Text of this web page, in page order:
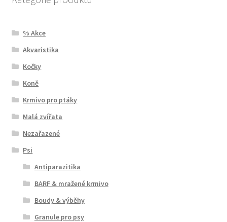
% Akce
Akvaristika
Kočky
Koně
Krmivo pro ptáky
Malá zvířata
Nezařazené
Psi
Antiparazitika
BARF & mražené krmivo
Boudy & výběhy
Granule pro psy